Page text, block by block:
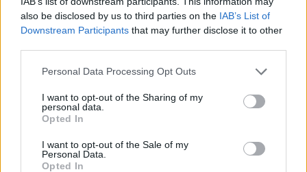
also be disclosed by us to third parties on the IAB’s List of
Downstream Participants that may further disclose it to other
Personal Data Processing Opt Outs
I want to opt-out of the Sharing of my
personal data.
Opted In
I want to opt-out of the Sale of my
Personal Data.
Opted In
Secciones destacadas